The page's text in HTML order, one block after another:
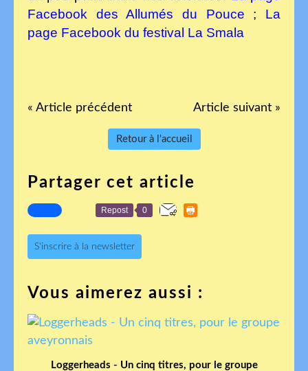
Facebook des Allumés du Pouce ; La
page Facebook du festival La Smala
« Article précédent Article suivant »
Retour à l'accueil
Partager cet article
Repost 0
S'inscrire à la newsletter
Vous aimerez aussi :
Loggerheads - Un cinq titres, pour le groupe